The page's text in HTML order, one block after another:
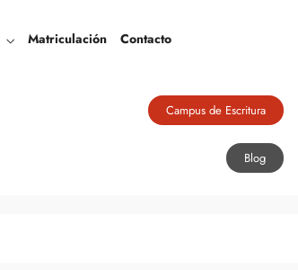
Matriculación Contacto
Campus de Escritura
Blog